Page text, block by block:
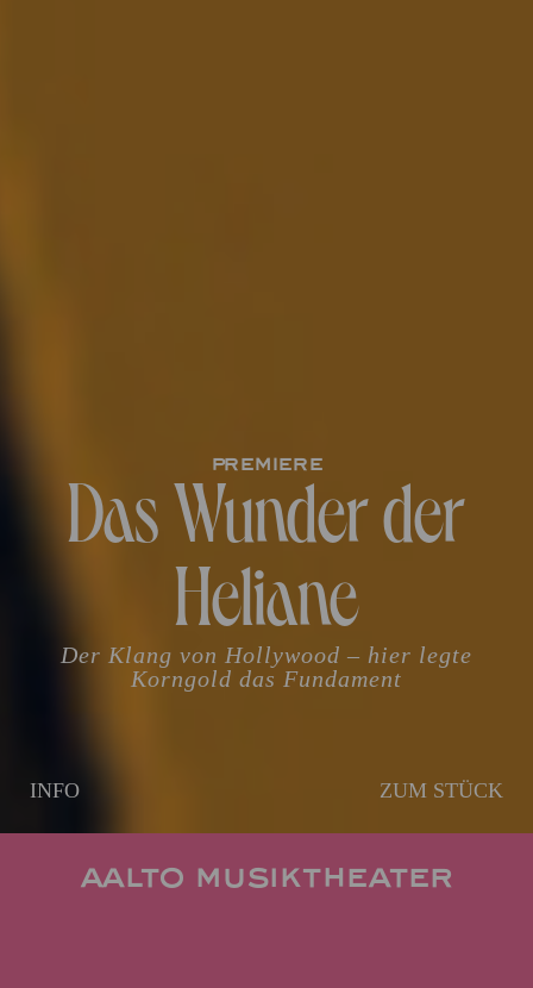
Premiere
Das Wunder der
Heliane
Der Klang von Hollywood – hier legte
Korngold das Fundament
ZUM STÜCK
INFO
AALTO MUSIKTHEATER